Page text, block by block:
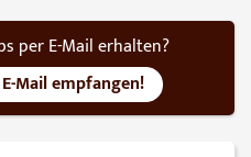
per E-Mail erhalten?
Mail empfangen!